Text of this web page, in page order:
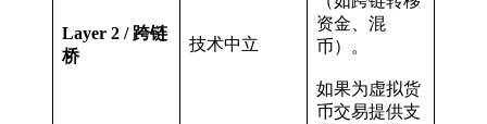
Layer 2 / 跨链
桥
技术中立
资金、混
币）。
如果为虚拟货
币交易提供支